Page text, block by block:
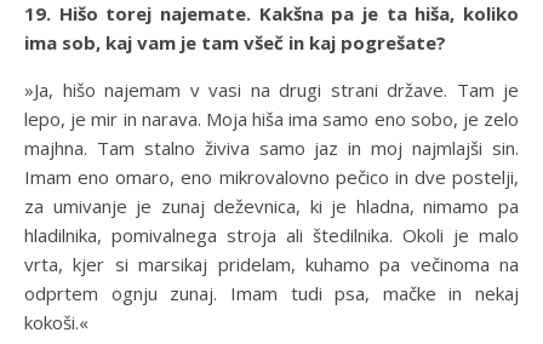
19. Hišo torej najemate. Kakšna pa je ta hiša, koliko
ima sob, kaj vam je tam všeč in kaj pogrešate?
»Ja, hišo najemam v vasi na drugi strani države. Tam je
lepo, je mir in narava. Moja hiša ima samo eno sobo, je zelo
majhna. Tam stalno živiva samo jaz in moj najmlajši sin.
Imam eno omaro, eno mikrovalovno pečico in dve postelji,
za umivanje je zunaj deževnica, ki je hladna, nimamo pa
hladilnika, pomivalnega stroja ali štedilnika. Okoli je malo
vrta, kjer si marsikaj pridelam, kuhamo pa večinoma na
odprtem ognju zunaj. Imam tudi psa, mačke in nekaj
kokoši.«